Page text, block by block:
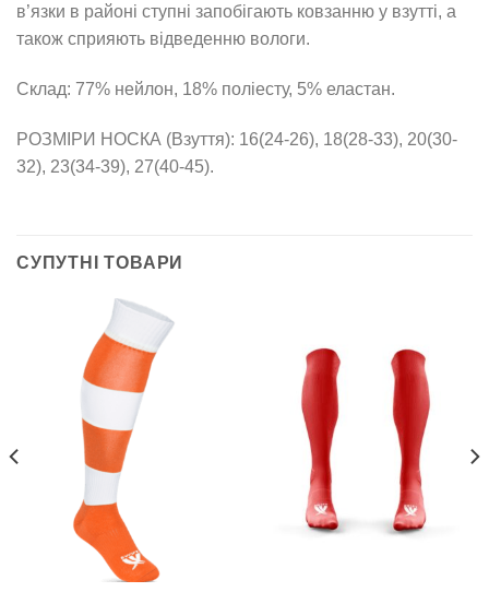
в’язки в районі ступні запобігають ковзанню у взутті, а
також сприяють відведенню вологи.
Склад: 77% нейлон, 18% поліесту, 5% еластан.
РОЗМІРИ НОСКА (Взуття): 16(24-26), 18(28-33), 20(30-
32), 23(34-39), 27(40-45).
СУПУТНІ ТОВАРИ